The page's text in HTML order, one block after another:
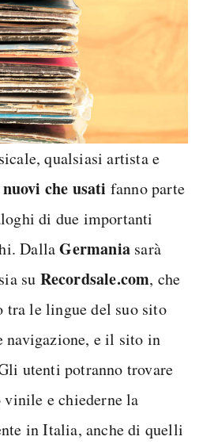
qualsiasi artista e
che usati fanno parte
di due importanti
DallaGermania sarà
su Recordsale.com, che
tra le lingue del suo sito
navigazione, e il sito in
utenti potranno trovare
e chiederne la
in Italia, anche di quelli